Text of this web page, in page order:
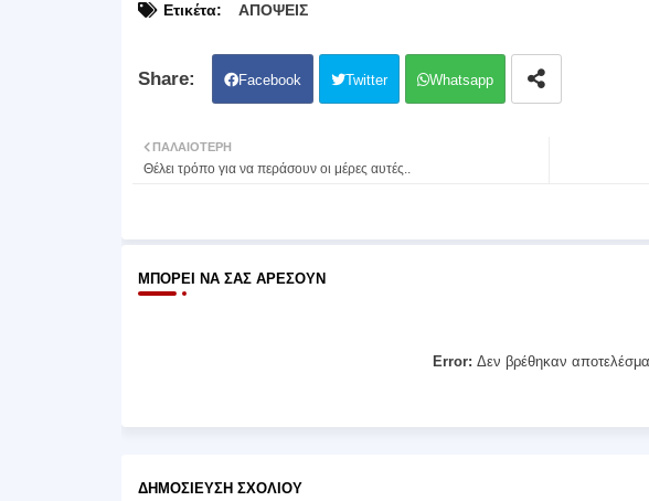
Ετικέτα: ΑΠΟΨΕΙΣ
Facebook Twitter Whatsapp
ΠΑΛΑΙΌΤΕΡΗ
Θέλει τρόπο για να περάσουν οι μέρες αυτές..
ΜΠΟΡΕΊ ΝΑ ΣΑΣ ΑΡΈΣΟΥΝ
Error: Δεν βρέθηκαν
ΔΗΜΟΣΊΕΥΣΗ ΣΧΟΛΊΟΥ